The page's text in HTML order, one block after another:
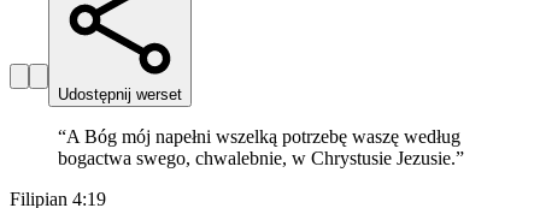
Udostępnij werset
“A Bóg mój napełni wszelką potrzebę waszę według
bogactwa swego, chwalebnie, w Chrystusie Jezusie.”
Filipian 4:19